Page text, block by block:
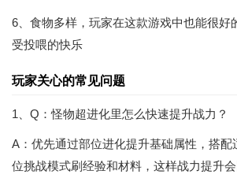
6、食物多样，玩家在这款游戏中也能很好
受投喂的快乐
玩家关心的常见问题
1、Q：怪物超进化里怎么快速提升战力？
A：优先通过部位进化提升基础属性，搭配
位挑战模式刷经验和材料，这样战力提升会